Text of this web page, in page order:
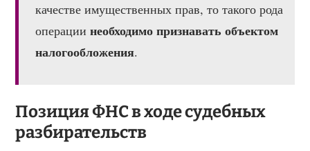
качестве имущественных прав, то такого рода
операции необходимо признавать объектом
налогообложения.
Позиция ФНС в ходе судебных
разбирательств